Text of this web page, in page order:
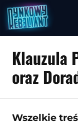
Klauzula
oraz
Wszelkie